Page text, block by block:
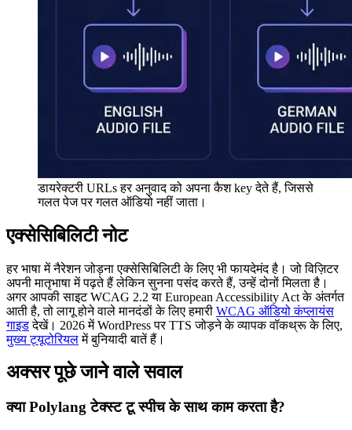
डायरेक्टरी URLs हर अनुवाद को अपना कैश key देते हैं, जिससे
गलत पेज पर गलत ऑडियो नहीं जाता।
एक्सेसिबिलिटी नोट
हर भाषा में नैरेशन जोड़ना एक्सेसिबिलिटी के लिए भी फायदेमंद है। जो विज़िटर
अपनी मातृभाषा में पढ़ते हैं लेकिन सुनना पसंद करते हैं, उन्हें दोनों मिलता है।
अगर आपकी साइट WCAG 2.2 या European Accessibility Act के अंतर्गत
आती है, तो लागू होने वाले मानदंडों के लिए हमारी WCAG ऑडियो कंप्लायंस
गाइडदेखें। 2026 में WordPress पर TTS जोड़ने के व्यापक वॉकथ्रू के लिए,
मुख्य ट्यूटोरियलमें बुनियादी बातें हैं।
अक्सर पूछे जाने वाले सवाल
क्या Polylang टेक्स्ट टू स्पीच के साथ काम करता है?